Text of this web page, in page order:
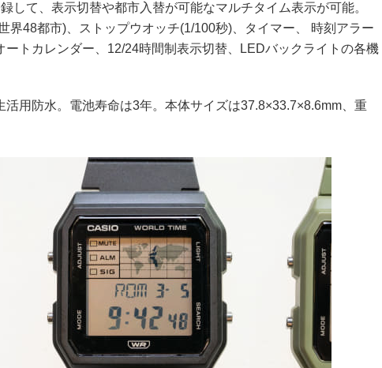
して、表示切替や都市入替が可能なマルチタイム表示が可能。
界48都市)、ストップウオッチ(1/100秒)、タイマー、 時刻アラー
ートカレンダー、12/24時間制表示切替、LEDバックライトの各機
活用防水。電池寿命は3年。本体サイズは37.8×33.7×8.6mm、重